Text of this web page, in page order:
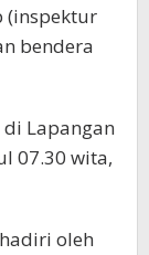
(inspektur
bendera
Lapangan
07.30 wita,
oleh